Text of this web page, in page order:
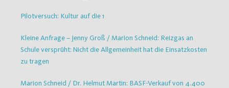
Pilotversuch: Kultur auf die 1
Kleine Anfrage – Jenny Groß / Marion Schneid: Reizgas an
Schule versprüht: Nicht die Allgemeinheit hat die Einsatzkosten
zu tragen
Marion Schneid / Dr. Helmut Martin: BASF-Verkauf von 4.400